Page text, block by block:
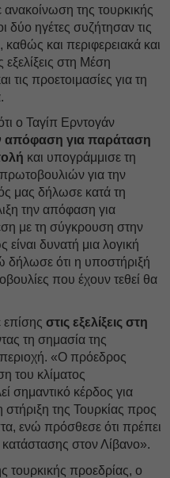
της τουρκικής
δύο ηγέτες συζήτησαν τις
και περιφερειακά και
στη Μέση
τις προετοιμασίες για τη
ο Ταγίπ Ερντογάν
απόφαση για παράταση
και υπογράμμισε τη
για την
μας δήλωσε κατά τη
την απόφαση για
με τη σύγκρουση στην
είναι δυνατή μια λογική
δήλωσε ότι η υποστήριξή
που έχουν τεθεί θα
στις εξελίξεις στη
τη σημασία της
περιοχή. «Ο πρόεδρος
του κλίματος
σημαντικό κέρδος για
στήριξη της Τουρκίας προς
ενώ πρόσθεσε ότι πρέπει
στον Λίβανο».
τουρκικής προεδρίας, ο